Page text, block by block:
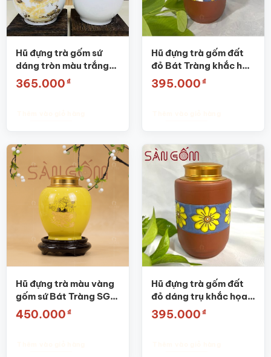
Hũ đựng trà gốm sứ
dáng tròn màu trắng
họa tiết tùng hạc SG-
BĐT66
365.000 ₫
Hũ đựng trà gốm đất
đỏ Bát Tràng khắc họa
tiết hoa SG-BĐT51
395.000 ₫
Hũ đựng trà màu vàng
gốm sứ Bát Tràng SG-
BĐT03
450.000 ₫
Hũ đựng trà gốm đất
đỏ dáng trụ khắc họa
tiết hoa Bát Tràng SG-
BĐT55
395.000 ₫